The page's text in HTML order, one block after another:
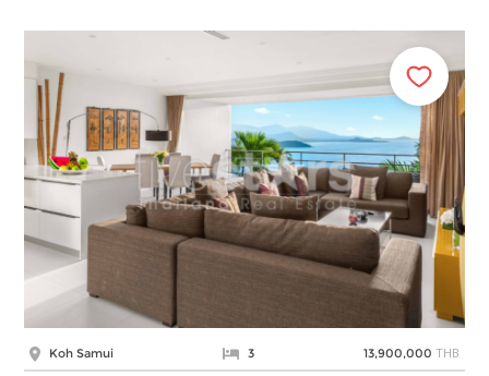
Koh Samui 3 13,900,000 THB